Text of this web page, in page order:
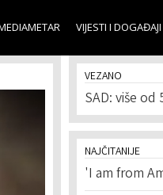
VIJESTI I DOGAĐAJI
VEZANO
SAD: više
NAJČITANIJE
'I am from